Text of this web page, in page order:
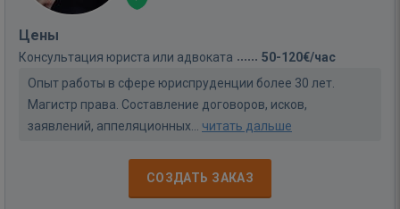
Цены
Консультация юриста или адвоката
50-120€/час
Опыт работы в сфере юриспруденции более 30 лет.
Магистр права. Составление договоров, исков,
заявлений, аппеляционных... читать дальше
СОЗДАТЬ ЗАКАЗ